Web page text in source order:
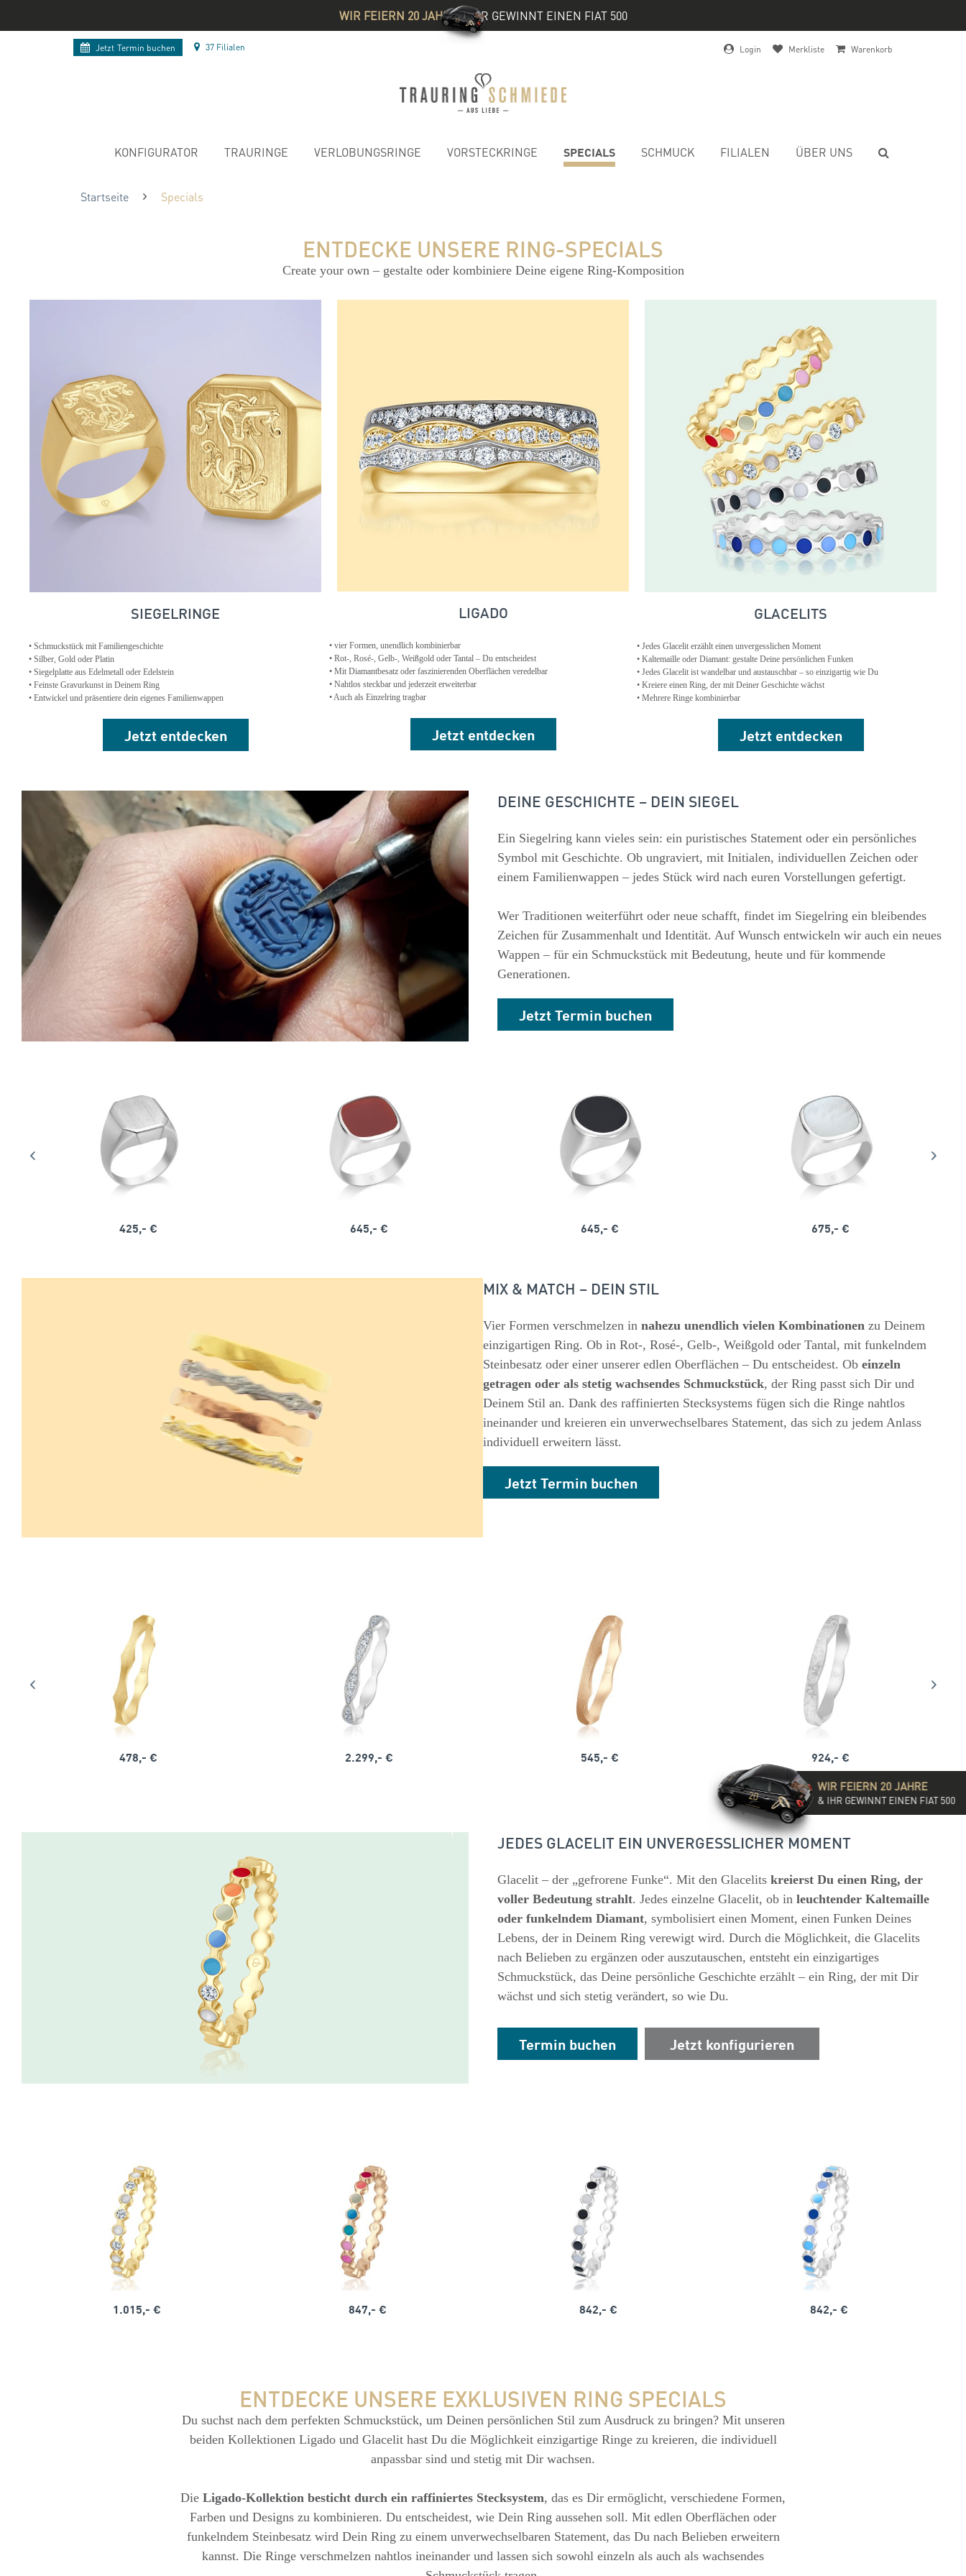
WIR FEIERN 20 JAHRE& IHR GEWINNT EINEN FIAT 500
Jetzt Termin buchen 37 Filialen Login Merkliste Warenkorb
KONFIGURATOR TRAURINGE VERLOBUNGSRINGE VORSTECKRINGE SPECIALS SCHMUCK FILIALEN ÜBER UNS
Startseite Specials
ENTDECKE UNSERE RING-SPECIALS
Create your own – gestalte oder kombiniere Deine eigene Ring-Komposition
SIEGELRINGE
• Schmuckstück mit Familiengeschichte
• Silber, Gold oder Platin
• Siegelplatte aus Edelmetall oder Edelstein
• Feinste Gravurkunst in Deinem Ring
• Entwickel und präsentiere dein eigenes Familienwappen
Jetzt entdecken
LIGADO
• vier Formen, unendlich kombinierbar
• Rot-, Rosé-, Gelb-, Weißgold oder Tantal – Du entscheidest
• Mit Diamantbesatz oder faszinierenden Oberflächen veredelbar
• Nahtlos steckbar und jederzeit erweiterbar
• Auch als Einzelring tragbar
Jetzt entdecken
GLACELITS
• Jedes Glacelit erzählt einen unvergesslichen Moment
• Kaltemaille oder Diamant: gestalte Deine persönlichen Funken
• Jedes Glacelit ist wandelbar und austauschbar – so einzigartig wie Du
• Kreiere einen Ring, der mit Deiner Geschichte wächst
• Mehrere Ringe kombinierbar
Jetzt entdecken
DEINE GESCHICHTE – DEIN SIEGEL
Ein Siegelring kann vieles sein: ein puristisches Statement oder ein persönliches
Symbol mit Geschichte. Ob ungraviert, mit Initialen, individuellen Zeichen oder
einem Familienwappen – jedes Stück wird nach euren Vorstellungen gefertigt.
Wer Traditionen weiterführt oder neue schafft, findet im Siegelring ein bleibendes
Zeichen für Zusammenhalt und Identität. Auf Wunsch entwickeln wir auch ein neues
Wappen – für ein Schmuckstück mit Bedeutung, heute und für kommende
Generationen.
Jetzt Termin buchen
425,- € 645,- € 645,- € 675,- €
MIX & MATCH – DEIN STIL
Vier Formen verschmelzen in nahezu unendlich vielen Kombinationen zu Deinem
einzigartigen Ring. Ob in Rot-, Rosé-, Gelb-, Weißgold oder Tantal, mit funkelndem
Steinbesatz oder einer unserer edlen Oberflächen – Du entscheidest. Ob einzeln
getragen oder als stetig wachsendes Schmuckstück, der Ring passt sich Dir und
Deinem Stil an. Dank des raffinierten Stecksystems fügen sich die Ringe nahtlos
ineinander und kreieren ein unverwechselbares Statement, das sich zu jedem Anlass
individuell erweitern lässt.
Jetzt Termin buchen
478,- € 2.299,- € 545,- € 924,- €
JEDES GLACELIT EIN UNVERGESSLICHER MOMENT
Glacelit – der „gefrorene Funke“. Mit den Glacelits kreierst Du einen Ring, der
voller Bedeutung strahlt. Jedes einzelne Glacelit, ob in leuchtender Kaltemaille
oder funkelndem Diamant, symbolisiert einen Moment, einen Funken Deines
Lebens, der in Deinem Ring verewigt wird. Durch die Möglichkeit, die Glacelits
nach Belieben zu ergänzen oder auszutauschen, entsteht ein einzigartiges
Schmuckstück, das Deine persönliche Geschichte erzählt – ein Ring, der mit Dir
wächst und sich stetig verändert, so wie Du.
Termin buchen Jetzt konfigurieren
1.015,- € 847,- € 842,- € 842,- €
ENTDECKE UNSERE EXKLUSIVEN RING SPECIALS
Du suchst nach dem perfekten Schmuckstück, um Deinen persönlichen Stil zum Ausdruck zu bringen? Mit unseren
beiden Kollektionen Ligado und Glacelit hast Du die Möglichkeit einzigartige Ringe zu kreieren, die individuell
anpassbar sind und stetig mit Dir wachsen.
Die Ligado-Kollektion besticht durch ein raffiniertes Stecksystem, das es Dir ermöglicht, verschiedene Formen,
Farben und Designs zu kombinieren. Du entscheidest, wie Dein Ring aussehen soll. Mit edlen Oberflächen oder
funkelndem Steinbesatz wird Dein Ring zu einem unverwechselbaren Statement, das Du nach Belieben erweitern
kannst. Die Ringe verschmelzen nahtlos ineinander und lassen sich sowohl einzeln als auch als wachsendes
WIR FEIERN 20 JAHRE
& IHR GEWINNT EINEN FIAT 500